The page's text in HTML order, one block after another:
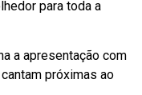
para toda a
a apresentação com
próximas ao